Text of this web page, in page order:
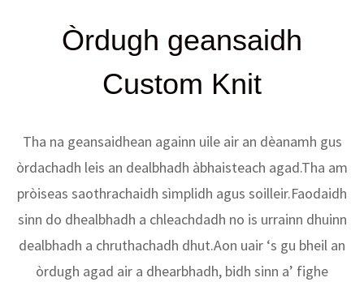
Òrdugh geansaidh
Custom Knit
Tha na geansaidhean againn uile air an dèanamh gus
òrdachadh leis an dealbhadh àbhaisteach agad.Tha am
pròiseas saothrachaidh sìmplidh agus soilleir.Faodaidh
sinn do dhealbhadh a chleachdadh no is urrainn dhuinn
dealbhadh a chruthachadh dhut.Aon uair ‘s gu bheil an
òrdugh agad air a dhearbhadh, bidh sinn a’ fighe